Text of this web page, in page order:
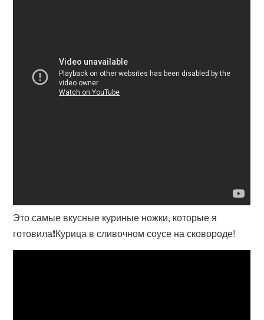
Это самые вкусные куриные ножки, которые я
готовила❗Курица в сливочном соусе на сковороде!